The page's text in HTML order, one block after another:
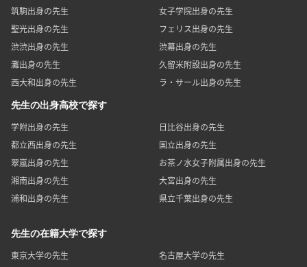
筑駒出身の先生
女子学院出身の先生
聖光出身の先生
フェリス出身の先生
渋渋出身の先生
渋幕出身の先生
灘出身の先生
久留米附設出身の先生
西大和出身の先生
ラ・サール出身の先生
先生の出身高校で探す
学附出身の先生
日比谷出身の先生
都立西出身の先生
国立出身の先生
翠嵐出身の先生
お茶ノ水女子附属出身の先生
湘南出身の先生
大宮出身の先生
浦和出身の先生
県立千葉出身の先生
先生の在籍大学で探す
東京大学の先生
名古屋大学の先生